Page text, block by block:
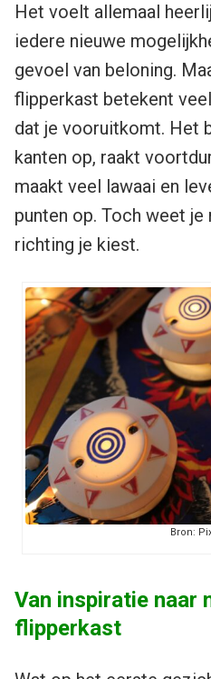
Het voelt allemaal
iedere nieuwe
gevoel van beloning.
flipperkast betekent
dat je vooruitkomt. Het
kanten op, raakt
maakt veel lawaai en
punten op. Toch weet
richting je kiest.
Bron:
Van inspiratie naar
flipperkast